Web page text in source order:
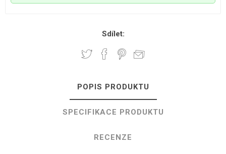
Sdílet:
POPIS PRODUKTU
SPECIFIKACE PRODUKTU
RECENZE